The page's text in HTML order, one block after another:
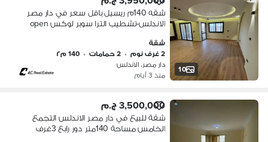
10
شقه 140م ريسيل باقل سعر في دار مصر
الاندلس-تشطيب الترا سوبر لوكس open
شقة
2 غرف نوم
• 2 حمامات • 140 م٢
دار مصر، الاندلس
منذ 3 أيام
3,500,000 ج.م
شقة للبيع في دار مصر الاندلس التجمع
الخامس مساحة 140متر دور رابع 3غرف